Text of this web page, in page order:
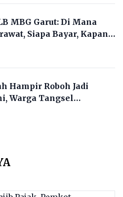
MBG Garut: Di Mana
Siapa Bayar, Kapan
Hampir Roboh Jadi
Warga Tangsel